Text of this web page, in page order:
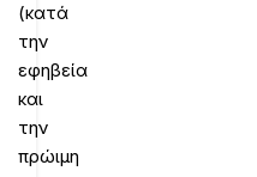
(κατά
την
εφηβεία
και
την
πρώιμη